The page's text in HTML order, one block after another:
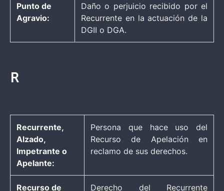
Punto de
Agravio:
Daño o perjuicio recibido por el
Recurrente en la actuación de la
DGII o DGA.
R
Recurrente,
Alzado,
Impetrante o
Apelante:
Persona que hace uso del
Recurso de Apelación en
reclamo de sus derechos.
Recurso de Derecho del Recurrente